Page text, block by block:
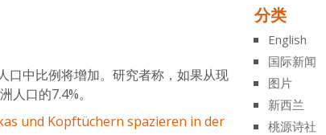
口中比例将增加。研究者称，如果从现
口的7.4%。
分类
English
国际新闻
图片
新西兰
桃源诗社